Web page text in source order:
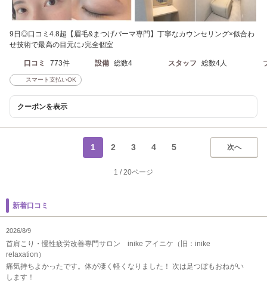
9日◎口コミ4.8超【眉毛&まつげパーマ専門】丁寧なカウンセリング×似合わ
せ技術で最高の目元に♪完全個室
口コミ 773件 設備 総数4 スタッフ 総数4人
スマート支払いOK
クーポンを表示
次へ
1 2 3 4 5
1 / 20ページ
新着口コミ
2026/8/9
首肩こり・慢性疲労改善専門サロン inike アイニケ（旧：inike
relaxation）
痛気持ちよかったです。体が凄く軽くなりました！ 次は足つぼもおねがい
します！